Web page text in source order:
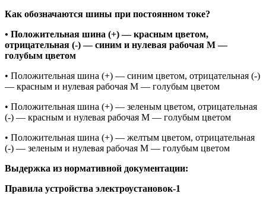
Как обозначаются шины при постоянном токе?
• Положительная шина (+) — красным цветом,
отрицательная (-) — синим и нулевая рабочая М —
голубым цветом
• Положительная шина (+) — синим цветом, отрицательная (-)
— красным и нулевая рабочая М — голубым цветом
• Положительная шина (+) — зеленым цветом, отрицательная
(-) — красным и нулевая рабочая М — голубым цветом
• Положительная шина (+) — желтым цветом, отрицательная
(-) — зеленым и нулевая рабочая М — голубым цветом
Выдержка из нормативной документации:
Правила устройства электроустановок-1